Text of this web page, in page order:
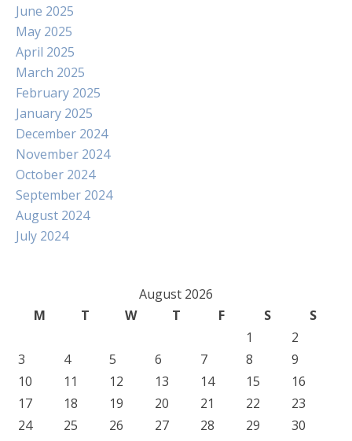
June 2025
May 2025
April 2025
March 2025
February 2025
January 2025
December 2024
November 2024
October 2024
September 2024
August 2024
July 2024
August 2026
M
T W T F S
S
1
2
3
4 5 6 7 8
9
10
11 12 13 14 15
16
17
18 19 20 21 22
23
24
25 26 27 28 29
30